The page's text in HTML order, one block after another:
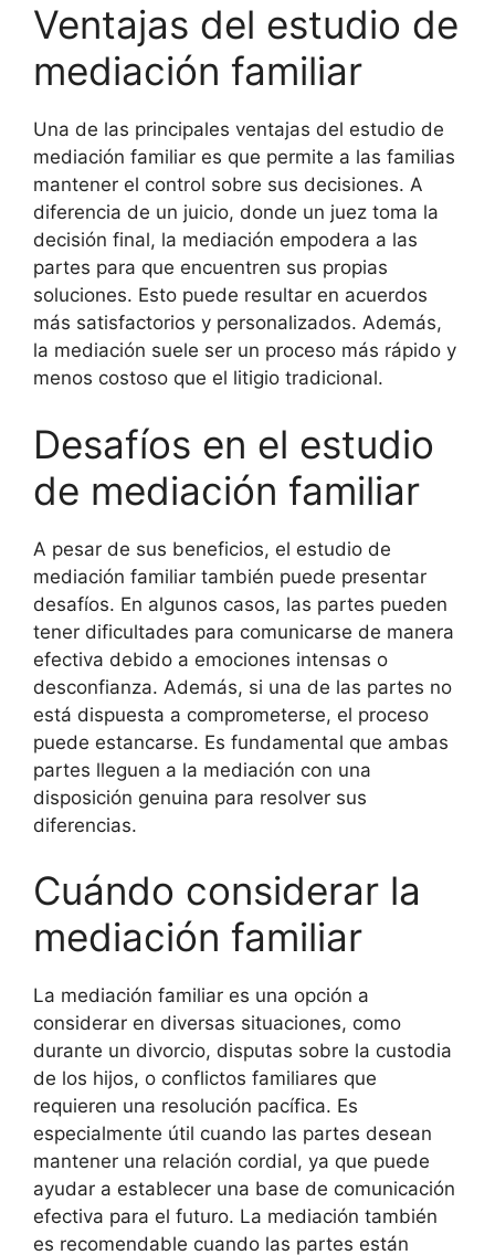
Ventajas del estudio de
mediación familiar
Una de las principales ventajas del estudio de
mediación familiar es que permite a las familias
mantener el control sobre sus decisiones. A
diferencia de un juicio, donde un juez toma la
decisión final, la mediación empodera a las
partes para que encuentren sus propias
soluciones. Esto puede resultar en acuerdos
más satisfactorios y personalizados. Además,
la mediación suele ser un proceso más rápido y
menos costoso que el litigio tradicional.
Desafíos en el estudio
de mediación familiar
A pesar de sus beneficios, el estudio de
mediación familiar también puede presentar
desafíos. En algunos casos, las partes pueden
tener dificultades para comunicarse de manera
efectiva debido a emociones intensas o
desconfianza. Además, si una de las partes no
está dispuesta a comprometerse, el proceso
puede estancarse. Es fundamental que ambas
partes lleguen a la mediación con una
disposición genuina para resolver sus
diferencias.
Cuándo considerar la
mediación familiar
La mediación familiar es una opción a
considerar en diversas situaciones, como
durante un divorcio, disputas sobre la custodia
de los hijos, o conflictos familiares que
requieren una resolución pacífica. Es
especialmente útil cuando las partes desean
mantener una relación cordial, ya que puede
ayudar a establecer una base de comunicación
efectiva para el futuro. La mediación también
es recomendable cuando las partes están